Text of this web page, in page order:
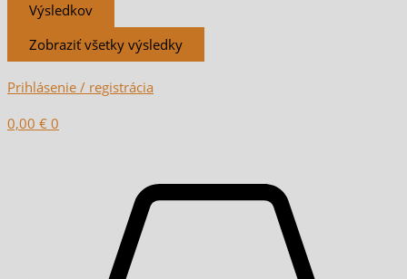
Výsledkov
Zobraziť všetky výsledky
Prihlásenie / registrácia
0,00 € 0